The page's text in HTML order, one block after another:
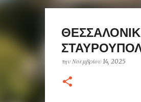
την Νοεμβρίου 14, 2025